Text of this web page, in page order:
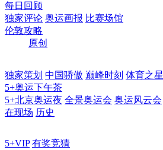
每日回顾
独家评论 奥运画报 比赛场馆
伦敦攻略
原创
独家策划 中国骄傲 巅峰时刻 体育之星
5+奥运下午茶
5+北京奥运夜 全景奥运会 奥运风云会
在现场 历史
5+VIP 有奖竞猜